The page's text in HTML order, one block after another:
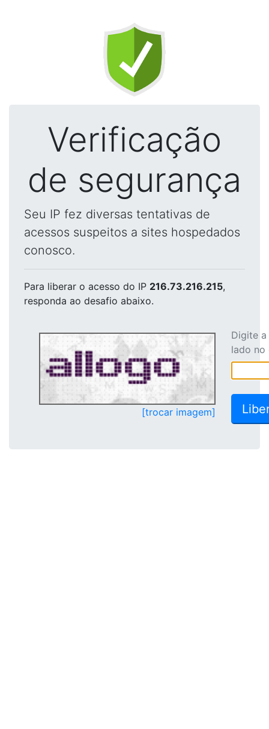
Verificação
de segurança
Seu IP fez diversas tentativas de
acessos suspeitos a sites hospedados
conosco.
Para liberar o acesso do IP 216.73.216.215,
responda ao desafio abaixo.
[trocar imagem]
Digite
lado no